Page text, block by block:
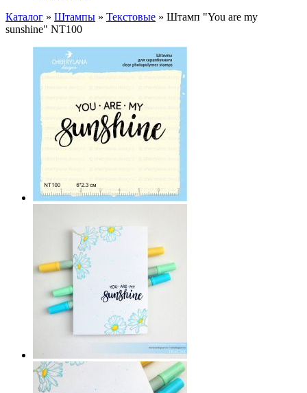
Каталог » Штампы » Текстовые » Штамп "You are my
sunshine" NT100